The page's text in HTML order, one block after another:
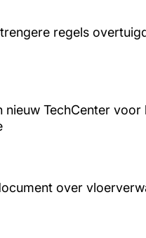
regels
nieuw TechCenter
over